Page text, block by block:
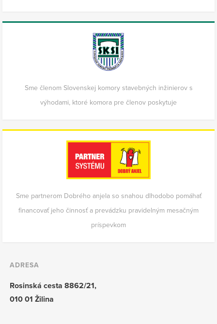
Sme členom Slovenskej komory stavebných inžinierov s
výhodami, ktoré komora pre členov poskytuje
Sme partnerom Dobrého anjela so snahou dlhodobo pomáhať
financovať jeho činnosť a prevádzku pravidelným mesačným
príspevkom
ADRESA
Rosinská cesta 8862/21,
010 01 Žilina